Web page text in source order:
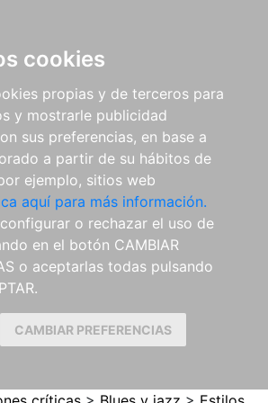
cookies
propias y de terceros para
y mostrarle publicidad
sus preferencias, en base a
a partir de su hábitos de
ejemplo, sitios web
aquí para más información.
o rechazar el uso de
en el botón CAMBIAR
o aceptarlas todas pulsando
CAMBIAR PREFERENCIAS